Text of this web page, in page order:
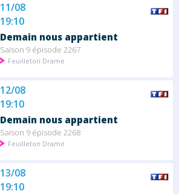
11/08
19:10
Demain nous appartient
Saison 9 épisode 2267
Feuilleton Drame
12/08
19:10
Demain nous appartient
Saison 9 épisode 2268
Feuilleton Drame
13/08
19:10